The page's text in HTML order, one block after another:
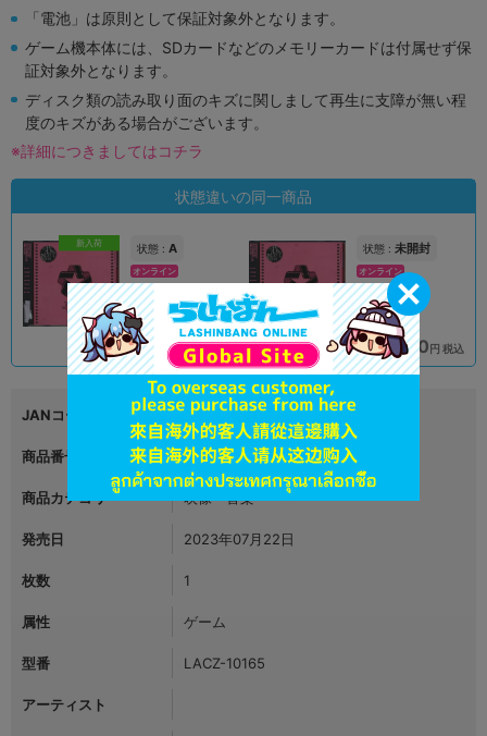
「電池」は原則として保証対象外となります。
ゲーム機本体には、SDカードなどのメモリーカードは付属せず保
証対象外となります。
ディスク類の読み取り面のキズに関しまして再生に支障が無い程
度のキズがある場合がございます。
※詳細につきましてはコチラ
状態違いの同一商品
新入荷 状態 : A
オンライン
在庫あり 890円 税込
状態 : 未開封
オンライン
在庫あり 1,390円 税込
JANコード 4540774203413
商品番号 L06269541
商品カテゴリ 映像・音楽
発売日 2023年07月22日
枚数 1
属性 ゲーム
型番 LACZ-10165
アーティスト